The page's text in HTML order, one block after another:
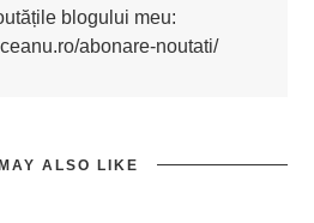
blogului meu:
abonare-noutati/
ALSO LIKE